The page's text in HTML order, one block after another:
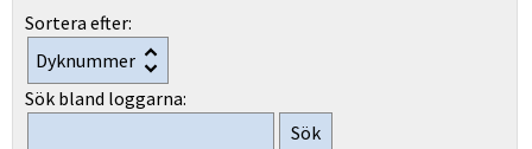
Sortera efter:
Sök bland loggarna: